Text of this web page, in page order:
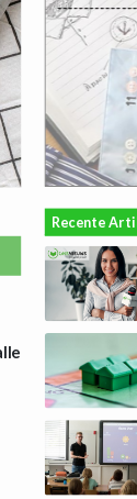
Recente